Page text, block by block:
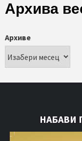
Архива
Архиве
НАБАВИ